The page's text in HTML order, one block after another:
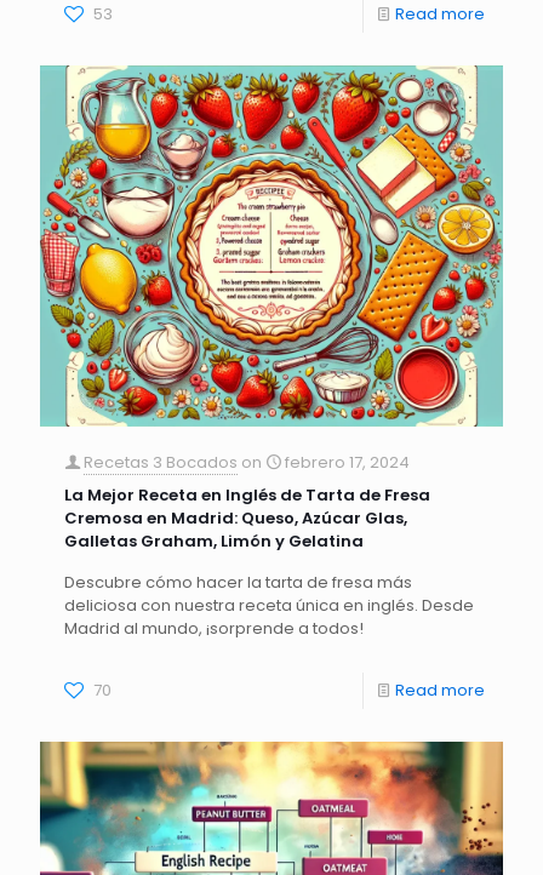
53 Read more
Recetas 3 Bocados on
febrero 17, 2024
La Mejor Receta en Inglés de Tarta de Fresa
Cremosa en Madrid: Queso, Azúcar Glas,
Galletas Graham, Limón y Gelatina
Descubre cómo hacer la tarta de fresa más
deliciosa con nuestra receta única en inglés. Desde
Madrid al mundo, ¡sorprende a todos!
70 Read more